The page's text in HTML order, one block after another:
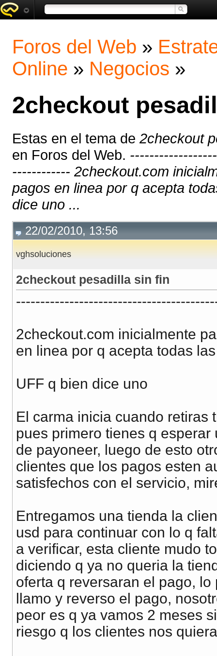
Foros del Web »
Online » Negocios »
2checkout
Estas en el tema de 2checkout
en Foros del Web.
------------ 2checkout.com
pagos en linea por q acepta
dice uno ...
22/02/2010, 13:56
vghsoluciones
2checkout pesadilla sin fin
2checkout.com inicialmente
en linea por q acepta todas
UFF q bien dice uno
El carma inicia cuando retiras
pues primero tienes q
de payoneer, luego de esto
clientes que los pagos esten
satisfechos con el servicio,
Entregamos una tienda la
usd para continuar con lo q
a verificar, esta cliente mudo
diciendo q ya no queria la
oferta q reversaran el pago,
llamo y reverso el pago,
peor es q ya vamos 2 meses
riesgo q los clientes nos